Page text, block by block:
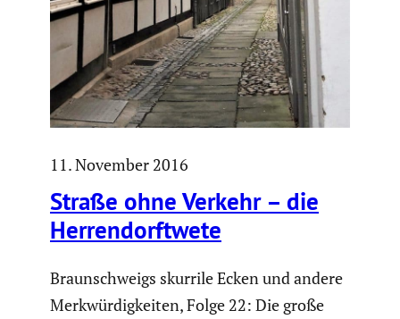
11. November 2016
Straße ohne Verkehr – die
Herren­dorft­wete
Braun­schweigs skurrile Ecken und andere
Merkwür­dig­keiten, Folge 22: Die große